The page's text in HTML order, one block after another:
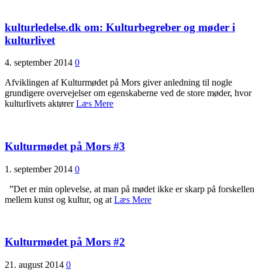
kulturledelse.dk om: Kulturbegreber og møder i
kulturlivet
4. september 2014 0
Afviklingen af Kulturmødet på Mors giver anledning til nogle
grundigere overvejelser om egenskaberne ved de store møder, hvor
kulturlivets aktørerLæs Mere
Kulturmødet på Mors #3
1. september 2014 0
”Det er min oplevelse, at man på mødet ikke er skarp på forskellen
mellem kunst og kultur, og at Læs Mere
Kulturmødet på Mors #2
21. august 2014 0